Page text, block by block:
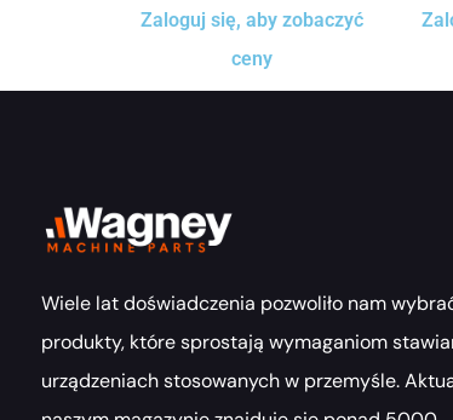
Zaloguj się, aby zobaczyć
ceny
Wiele lat doświadczenia pozwoliło nam
produkty, które sprostają wymaganiom
urządzeniach stosowanych w przemyśle.